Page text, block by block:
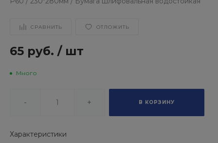
СРАВНИТЬ ОТЛОЖИТЬ
65 руб. / шт
Много
- + В КОРЗИНУ
Характеристики